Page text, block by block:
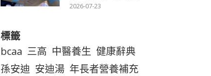
2026-07-23
標籤
bcaa 三高 中醫養生 健康辭典
孫安迪 安迪湯 年長者營養補充